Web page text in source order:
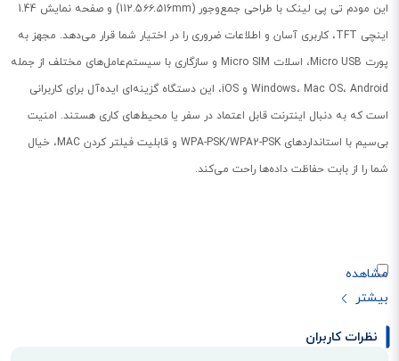
این مودم تی پی لینک با طراحی جمع‌وجور (112.5
66.5
16mm) و صفحه نمایش 1.44
اینچی TFT، کاربری آسان و اطلاعات ضروری را در اختیار شما قرار می‌دهد. مجهز به
پورت Micro USB، اسلات Micro SIM و سازگاری با سیستم‌عامل‌های مختلف از جمله
Windows، Mac OS، Android و iOS، این دستگاه گزینه‌ای ایده‌آل برای کاربرانی
است که به دنبال اینترنت قابل اعتماد در سفر یا محیط‌های کاری هستند. امنیت
بی‌سیم با استانداردهای WPA-PSK/WPA2-PSK و قابلیت فیلتر کردن MAC، خیال
شما را از بابت حفاظت داده‌ها راحت می‌کند.
نظرات کاربران